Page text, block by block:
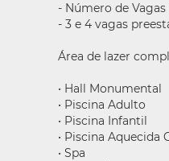
- Número de
- 3 e 4 vagas
Área de lazer
• Hall Monumental
• Piscina Adulto
• Piscina Infantil
• Piscina Aquecida
• Spa